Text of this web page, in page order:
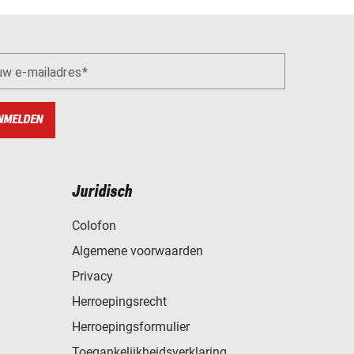
e-mailadres
Juridisch
Colofon
Algemene voorwaarden
Privacy
Herroepingsrecht
Herroepingsformulier